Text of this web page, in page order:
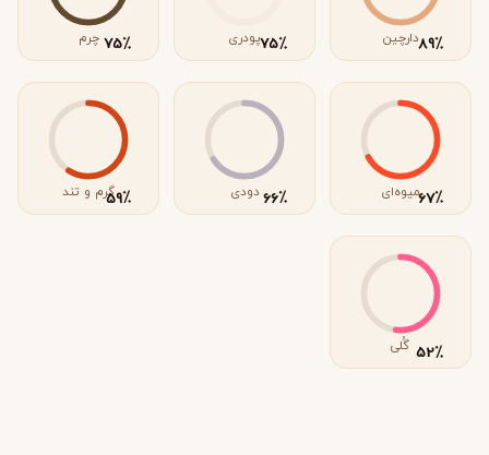
٪89دارچین ٪75پودری ٪75 چرم
٪67میوه‌ای ٪66 دودی ٪59گرم و تند
٪52 گُلی